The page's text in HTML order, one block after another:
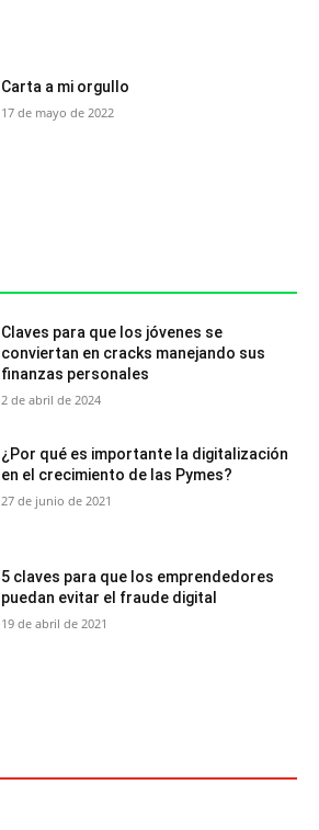
Carta a mi orgullo
17 de mayo de 2022
Claves para que los jóvenes se
conviertan en cracks manejando sus
finanzas personales
2 de abril de 2024
¿Por qué es importante la digitalización
en el crecimiento de las Pymes?
27 de junio de 2021
5 claves para que los emprendedores
puedan evitar el fraude digital
19 de abril de 2021